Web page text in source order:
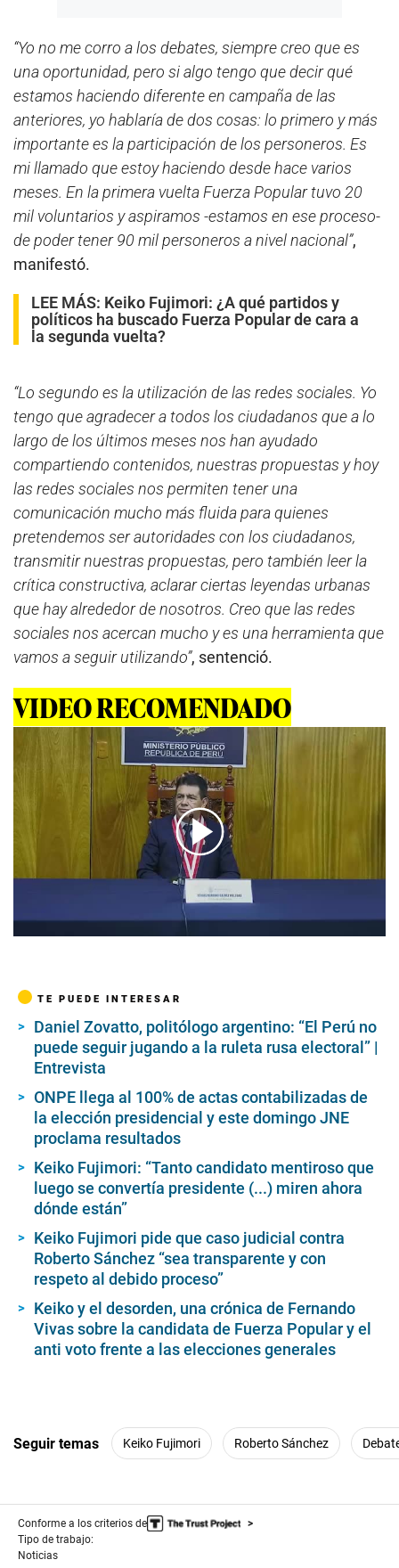
“Yo no me corro a los debates, siempre creo que es
una oportunidad, pero si algo tengo que decir qué
estamos haciendo diferente en campaña de las
anteriores, yo hablaría de dos cosas: lo primero y más
importante es la participación de los personeros. Es
mi llamado que estoy haciendo desde hace varios
meses. En la primera vuelta Fuerza Popular tuvo 20
mil voluntarios y aspiramos -estamos en ese proceso-
de poder tener 90 mil personeros a nivel nacional”,
manifestó.
LEE MÁS: Keiko Fujimori: ¿A qué partidos y
políticos ha buscado Fuerza Popular de cara a
la segunda vuelta?
“Lo segundo es la utilización de las redes sociales. Yo
tengo que agradecer a todos los ciudadanos que a lo
largo de los últimos meses nos han ayudado
compartiendo contenidos, nuestras propuestas y hoy
las redes sociales nos permiten tener una
comunicación mucho más fluida para quienes
pretendemos ser autoridades con los ciudadanos,
transmitir nuestras propuestas, pero también leer la
crítica constructiva, aclarar ciertas leyendas urbanas
que hay alrededor de nosotros. Creo que las redes
sociales nos acercan mucho y es una herramienta que
vamos a seguir utilizando”, sentenció.
VIDEO RECOMENDADO
00:00/02:52
TE PUEDE INTERESAR
Daniel Zovatto, politólogo argentino: “El Perú no
puede seguir jugando a la ruleta rusa electoral” |
Entrevista
ONPE llega al 100% de actas contabilizadas de
la elección presidencial y este domingo JNE
proclama resultados
Keiko Fujimori: “Tanto candidato mentiroso que
luego se convertía presidente (...) miren ahora
dónde están”
Keiko Fujimori pide que caso judicial contra
Roberto Sánchez “sea transparente y con
respeto al debido proceso”
Keiko y el desorden, una crónica de Fernando
Vivas sobre la candidata de Fuerza Popular y el
anti voto frente a las elecciones generales
Seguir temas Keiko Fujimori Roberto Sánchez
Conforme a los criterios de
Tipo de trabajo:
Noticias